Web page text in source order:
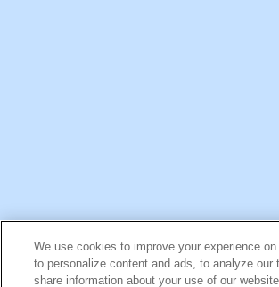
お問い合わせサイトマップ個人情報保護につい
アクセシビリティへの対応方針ご利用規約明治
We use cookies to improve your experience
to personalize content and ads, to analyze our
share information about your use of our